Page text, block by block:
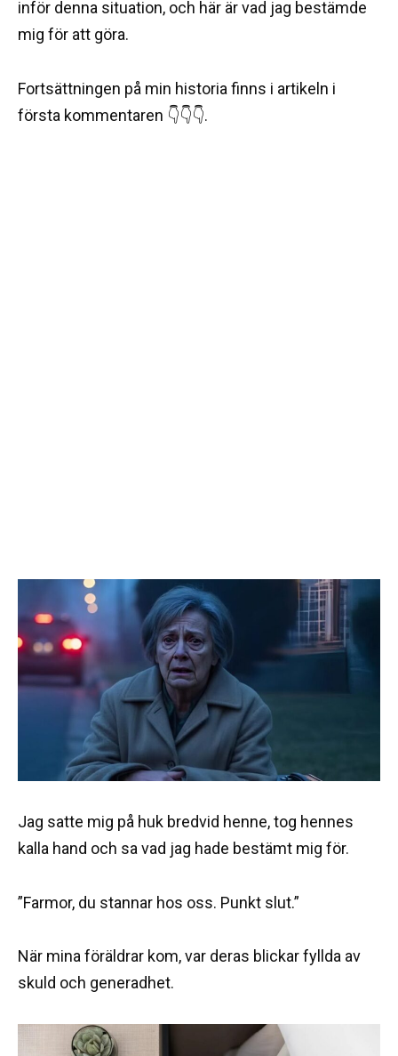
inför denna situation, och här är vad jag bestämde
mig för att göra.
Fortsättningen på min historia finns i artikeln i
första kommentaren 👇👇👇.
Jag satte mig på huk bredvid henne, tog hennes
kalla hand och sa vad jag hade bestämt mig för.
”Farmor, du stannar hos oss. Punkt slut.”
När mina föräldrar kom, var deras blickar fyllda av
skuld och generadhet.